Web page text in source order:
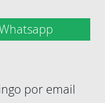
por email